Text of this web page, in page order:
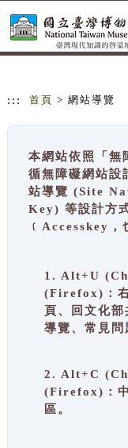
::: 首頁 > 網站導覽
本網站依照「無
循無障礙網站
站導覽 (Site
Key) 等設計方
﹝Accesskey，
1. Alt+U
(Firefox)：右
頁、回文化
導覽、常見問
2. Alt+C
(Firefox)：中
區。